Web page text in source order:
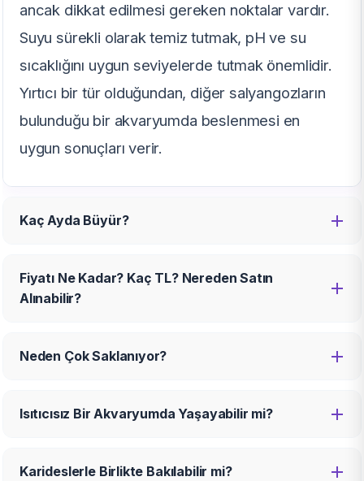
ancak dikkat edilmesi gereken noktalar vardır.
Suyu sürekli olarak temiz tutmak, pH ve su
sıcaklığını uygun seviyelerde tutmak önemlidir.
Yırtıcı bir tür olduğundan, diğer salyangozların
bulunduğu bir akvaryumda beslenmesi en
uygun sonuçları verir.
Kaç Ayda Büyür?
Fiyatı Ne Kadar? Kaç TL? Nereden Satın
Alınabilir?
Neden Çok Saklanıyor?
Isıtıcısız Bir Akvaryumda Yaşayabilir mi?
Karideslerle Birlikte Bakılabilir mi?